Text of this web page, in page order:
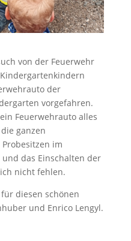
von der Feuerwehr
der
vorgefahren.
Feuerwehrauto alles
ganzen
im
das Einschalten der
nicht fehlen.
diesen schönen
und Enrico Lengyl.